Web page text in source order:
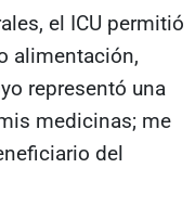
el ICU permitió
alimentación,
representó una
medicinas; me
del